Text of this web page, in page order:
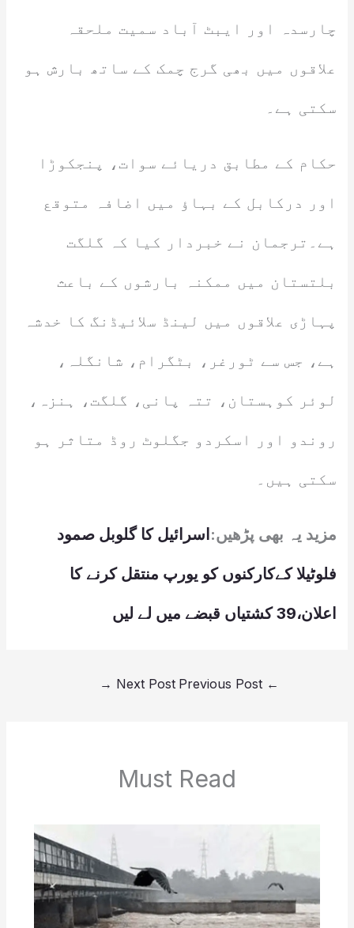
چارسدہ اور ایبٹ آباد سمیت ملحقہ
علاقوں میں بھی گرج چمک کے ساتھ بارش ہو
سکتی ہے۔
حکام کے مطابق دریائے سوات، پنجکوڑا
اور درکابل کے بہاؤ میں اضافہ متوقع
ہے۔ترجمان نے خبردار کیا کہ گلگت
بلتستان میں ممکنہ بارشوں کے باعث
پہاڑی علاقوں میں لینڈ سلائیڈنگ کا خدشہ
ہے، جس سے ٹورغر، بٹگرام، شانگلہ،
لوئر کوہستان، تتہ پانی، گلگت، ہنزہ،
روندو اور اسکردو جگلوٹ روڈ متاثر ہو
سکتی ہیں۔
مزید یہ بھی پڑھیں: اسرائیل کا گلوبل صمود
فلوٹیلا کےکارکنوں کو یورپ منتقل کرنے کا
اعلان،39 کشتیاں قبضے میں لے لیں
←
Next Post
→
Must Read